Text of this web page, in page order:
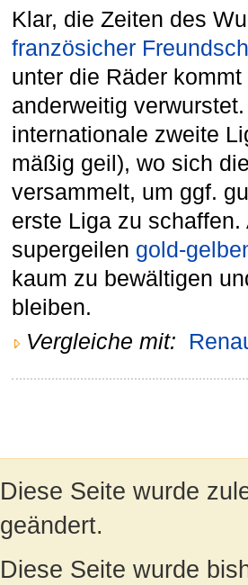
Klar, die Zeiten des
französicher
unter die Räder
anderweitig
internationale zweite
mäßig geil), wo sich
versammelt, um ggf.
erste Liga zu
supergeilen gold-
kaum zu bewältigen
bleiben.
Vergleiche mit:
Diese Seite wurde
geändert.
Diese Seite wurde